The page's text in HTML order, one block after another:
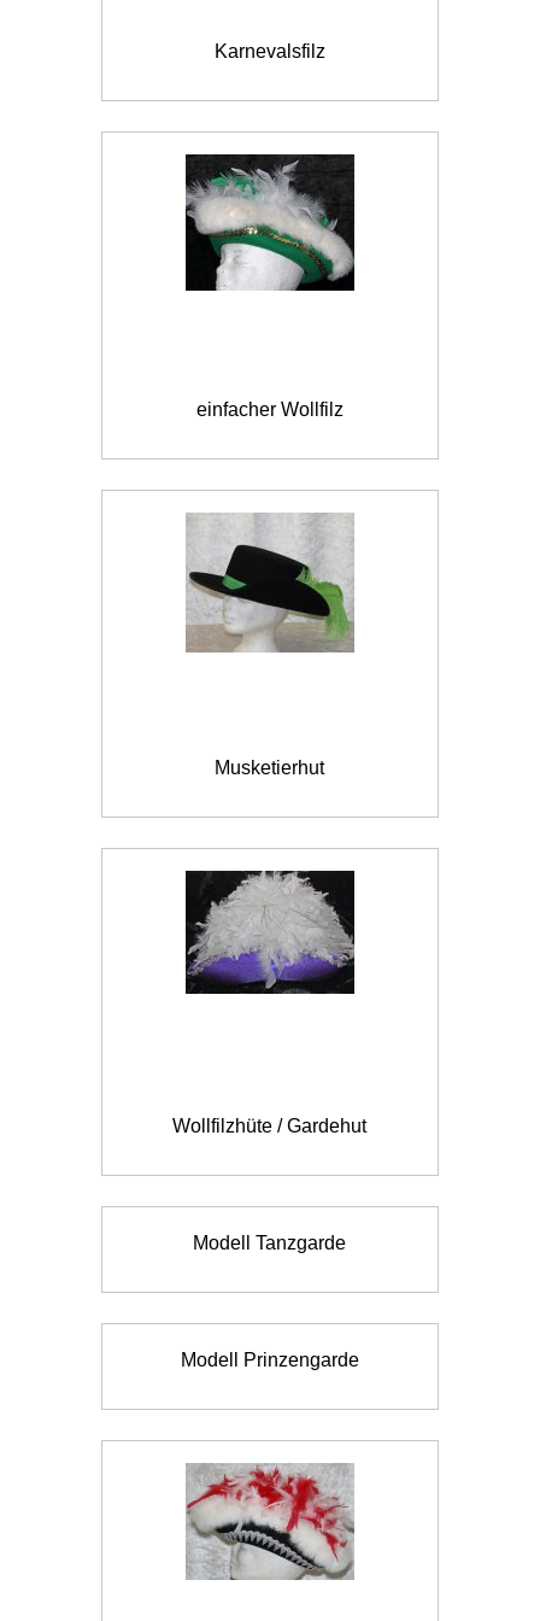
Karnevalsfilz
einfacher Wollfilz
Musketierhut
Wollfilzhüte / Gardehut
Modell Tanzgarde
Modell Prinzengarde